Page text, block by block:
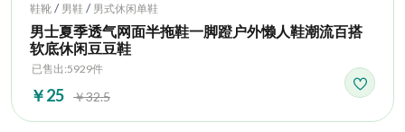
Hot
鞋靴 / 男鞋 / 男式休闲单鞋
男士夏季透气网面半拖鞋一脚蹬户外懒人鞋潮流百搭
软底休闲豆豆鞋
已售出:5929件
￥25 ￥32.5